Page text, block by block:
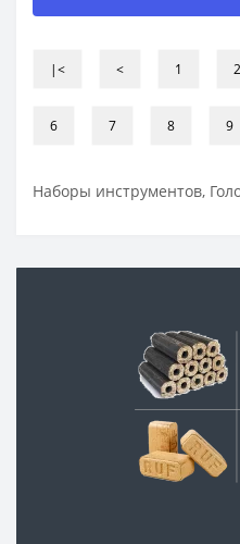
|< < 1 2
6 7 8 9
Наборы инструментов,